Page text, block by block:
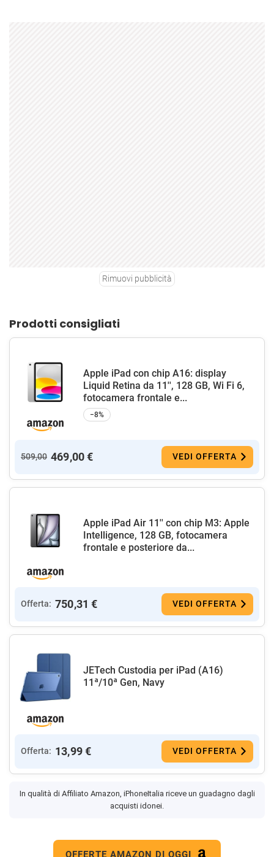
Rimuovi pubblicità
Prodotti consigliati
Apple iPad con chip A16: display
Liquid Retina da 11'', 128 GB, Wi Fi 6,
fotocamera frontale e...
−8%
509,00 469,00 € VEDI OFFERTA
Apple iPad Air 11'' con chip M3: Apple
Intelligence, 128 GB, fotocamera
frontale e posteriore da...
Offerta: 750,31 € VEDI OFFERTA
JETech Custodia per iPad (A16)
11ª/10ª Gen, Navy
Offerta: 13,99 € VEDI OFFERTA
In qualità di Affiliato Amazon, iPhoneItalia riceve un guadagno dagli
acquisti idonei.
OFFERTE AMAZON DI OGGI